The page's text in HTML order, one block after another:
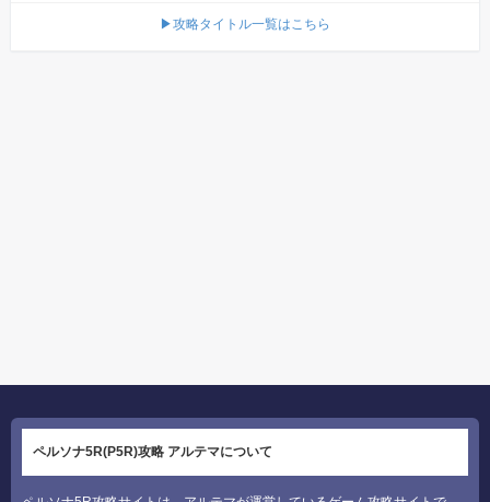
▶攻略タイトル一覧はこちら
ペルソナ5R(P5R)攻略 アルテマについて